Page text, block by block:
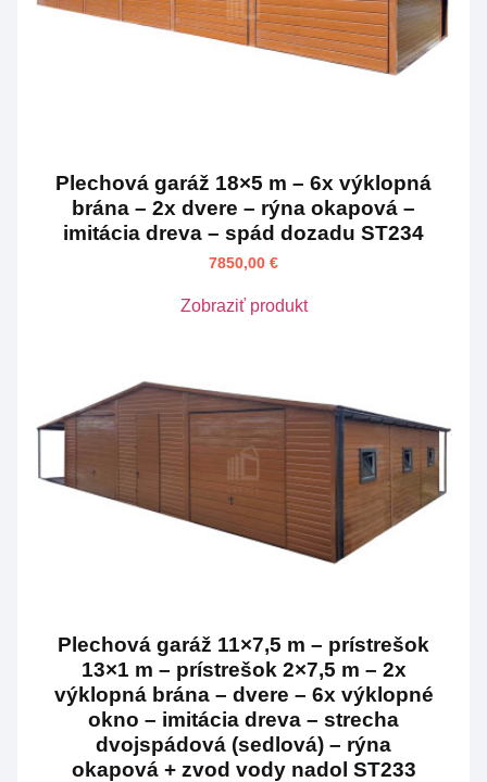
Plechová garáž 18×5 m – 6x výklopná
brána – 2x dvere – rýna okapová –
imitácia dreva – spád dozadu ST234
7850,00 €
Zobraziť produkt
Plechová garáž 11×7,5 m – prístrešok
13×1 m – prístrešok 2×7,5 m – 2x
výklopná brána – dvere – 6x výklopné
okno – imitácia dreva – strecha
dvojspádová (sedlová) – rýna
okapová + zvod vody nadol ST233